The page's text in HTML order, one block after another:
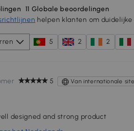
11 Globale beoordelingen
helpen klanten om
5 2 2
5 Van internationale
designed and strong product